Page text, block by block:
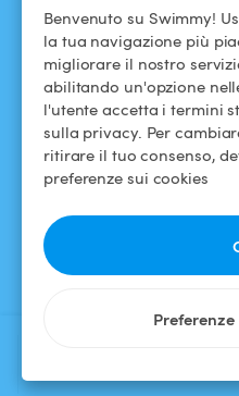
Benvenuto su Swimmy!
la tua navigazione più
migliorare il nostro
abilitando un'opzione
l'utente accetta i termini
sulla privacy. Per
ritirare il tuo consenso,
preferenze sui cookies
Termini e condizioni
d'uso
Politica di
confidenzialità
Avviso legale